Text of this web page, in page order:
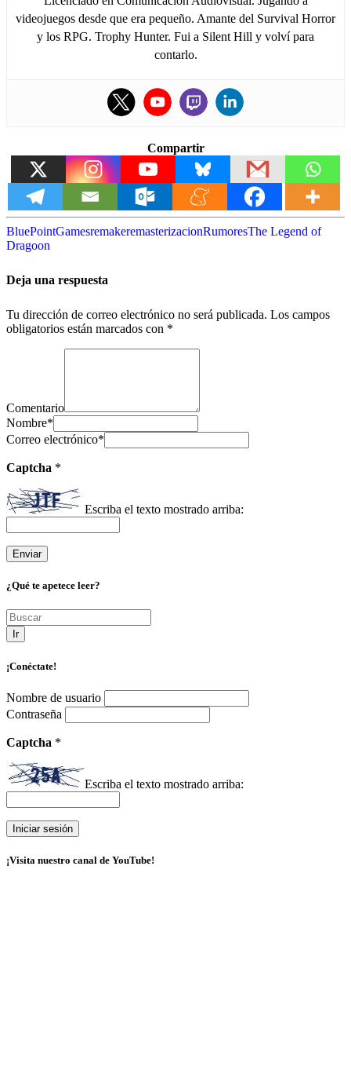
videojuegos desde que era pequeño. Amante del Survival Horror
y los RPG. Trophy Hunter. Fui a Silent Hill y volví para
contarlo.
Compartir
BluePointGamesremakeremasterizacionRumoresThe Legend of
Dragoon
Deja una respuesta
Tu dirección de correo electrónico no será publicada. Los campos
obligatorios están marcados con *
Comentario
Nombre*
Correo electrónico*
Captcha *
Escriba el texto mostrado arriba:
¿Qué te apetece leer?
Ir
¡Conéctate!
Nombre de usuario
Contraseña
Captcha *
Escriba el texto mostrado arriba:
¡Visita nuestro canal de YouTube!